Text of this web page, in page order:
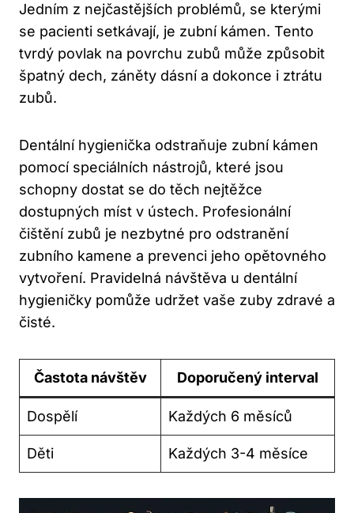
Jedním z nejčastějších problémů, se kterými
se pacienti setkávají, je zubní kámen. Tento
tvrdý povlak na povrchu zubů může způsobit
špatný dech, záněty dásní a dokonce i ztrátu
zubů.
Dentální hygienička odstraňuje zubní kámen
pomocí speciálních nástrojů, které jsou
schopny dostat se do těch nejtěžce
dostupných míst v ústech. Profesionální
čištění zubů je nezbytné pro odstranění
zubního kamene a prevenci jeho opětovného
vytvoření. Pravidelná návštěva u dentální
hygieničky pomůže udržet vaše zuby zdravé a
čisté.
Častota návštěv Doporučený interval
Dospělí Každých 6 měsíců
Děti Každých 3-4 měsíce